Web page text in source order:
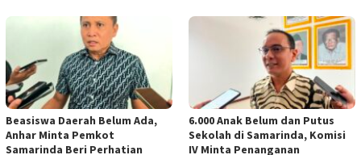
Beasiswa Daerah Belum Ada,
Anhar Minta Pemkot
Samarinda Beri Perhatian
6.000 Anak Belum dan Putus
Sekolah di Samarinda, Komisi
IV Minta Penanganan